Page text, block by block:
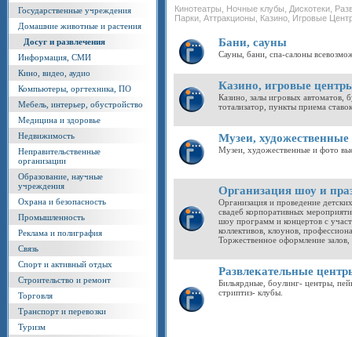
Государственные учреждения
Домашние животные и растения
Досуг и развлечения
Информация, СМИ
Кино, видео, аудио
Компьютеры, оргтехника, ПО
Мебель, интерьер, обустройство
Медицина и здоровье
Недвижимость
Неправительственные
организации
Образование, научные
учреждения
Охрана и безопасность
Промышленность
Реклама и полиграфия
Связь
Спорт и активный отдых
Строительство и ремонт
Торговля
Транспорт и перевозки
Туризм
Кинотеатры, Ночные клубы, Дискотеки,
Парки, Аттракционы, Казино, Игровые
Бани, сауны
Сауны, бани, спа-салоны
Казино, игровые
Казино, залы игровых автоматов,
тотализатор, пункты приема
Музеи,
Музеи, художественные и фото
Организация шоу и
Организация и проведение
свадеб корпоративных
шоу программ и концертов с
коллективов, клоунов,
Торжественное оформление
Развлекательные
Бильярдные, боулинг- центры,
стриптиз- клубы.